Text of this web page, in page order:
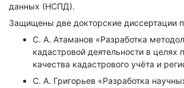
данных (НСПД).
Защищены две докторские диссертации
С. А. Атаманов «Разработка
кадастровой деятельности в целях
качества кадастрового учёта и
С. А. Григорьев «Разработка